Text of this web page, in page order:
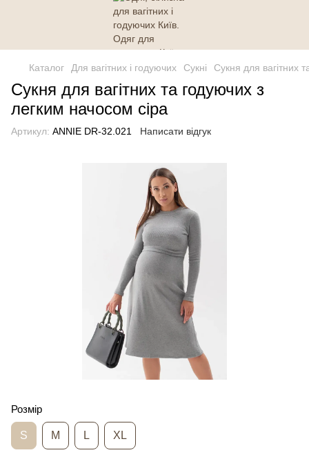
Каталог Для вагітних і годуючих Сукні Сукня для вагітних
Сукня для вагітних та годуючих з
легким начосом сіра
Артикул: ANNIE DR-32.021 Написати відгук
Розмір
S M L XL